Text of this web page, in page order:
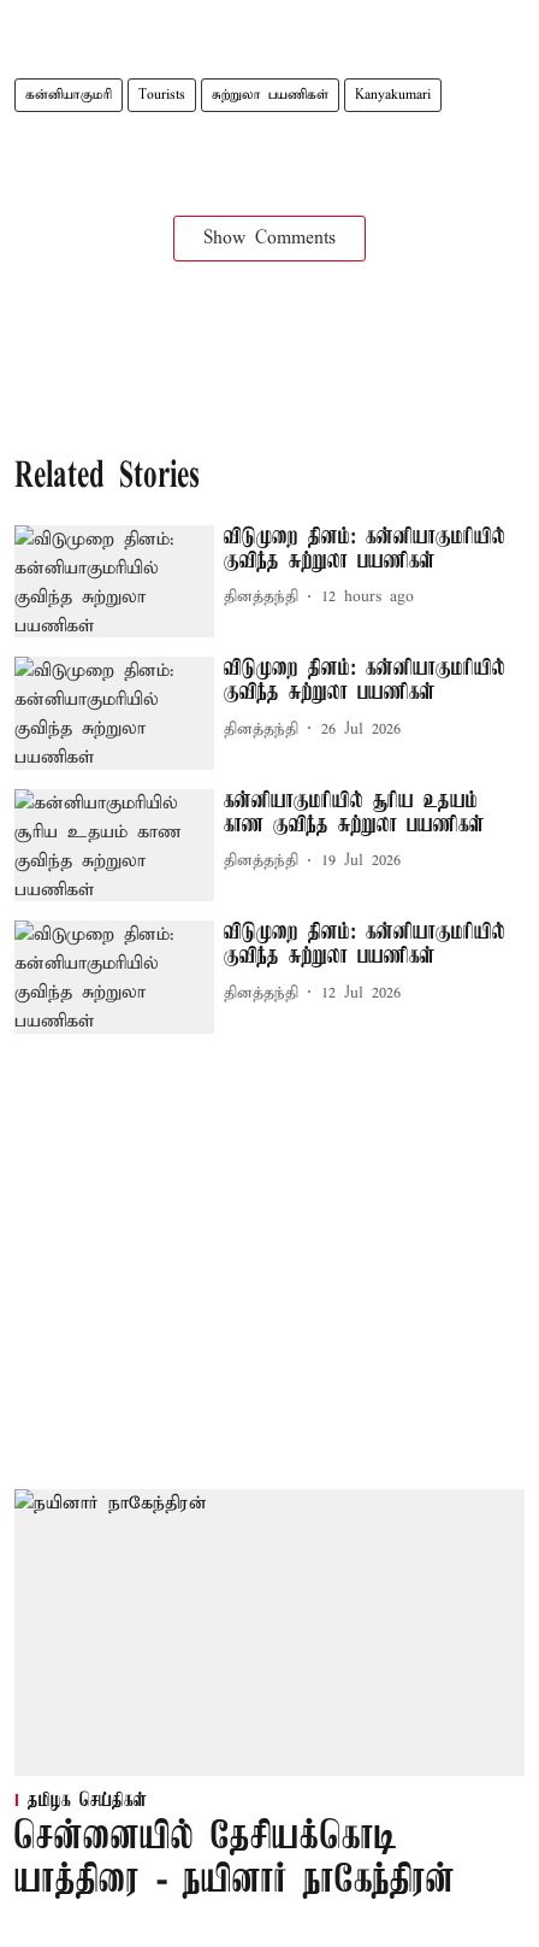
கன்னியாகுமரி Tourists சுற்றுலா பயணிகள் Kanyakumari
Show Comments
Related Stories
விடுமுறை தினம்: கன்னியாகுமரியில்
குவிந்த சுற்றுலா பயணிகள்
தினத்தந்தி 12 hours ago
விடுமுறை தினம்: கன்னியாகுமரியில்
குவிந்த சுற்றுலா பயணிகள்
தினத்தந்தி 26 Jul 2026
கன்னியாகுமரியில் சூரிய உதயம்
காண குவிந்த சுற்றுலா பயணிகள்
தினத்தந்தி 19 Jul 2026
விடுமுறை தினம்: கன்னியாகுமரியில்
குவிந்த சுற்றுலா பயணிகள்
தினத்தந்தி 12 Jul 2026
தமிழக செய்திகள்
சென்னையில் தேசியக்கொடி
யாத்திரை - நயினார் நாகேந்திரன்